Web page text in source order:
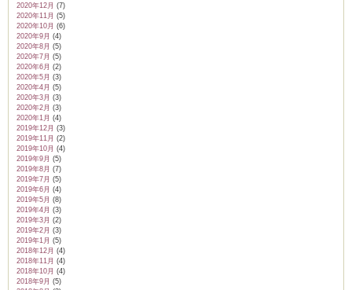
2020年12月 (7)
2020年11月 (5)
2020年10月 (6)
2020年9月 (4)
2020年8月 (5)
2020年7月 (5)
2020年6月 (2)
2020年5月 (3)
2020年4月 (5)
2020年3月 (3)
2020年2月 (3)
2020年1月 (4)
2019年12月 (3)
2019年11月 (2)
2019年10月 (4)
2019年9月 (5)
2019年8月 (7)
2019年7月 (5)
2019年6月 (4)
2019年5月 (8)
2019年4月 (3)
2019年3月 (2)
2019年2月 (3)
2019年1月 (5)
2018年12月 (4)
2018年11月 (4)
2018年10月 (4)
2018年9月 (5)